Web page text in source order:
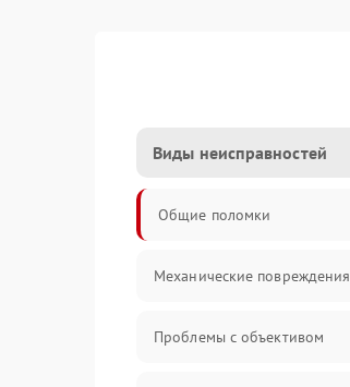
Виды неисправностей
Общие поломки
Механические повреждения
Проблемы с объективом